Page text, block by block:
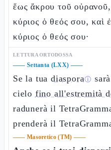
ἕως ἄκρου τοῦ οὐρανοῦ,
κύριος ὁ θεός σου, καὶ
κύριος ὁ θεός σου·
LETTURA ORTODOSSA
—— Settanta (LXX) ——
Se la tua diasporaⓘ
cielo fino all'estremità
radunerà il
prenderà il
—— Masoretico (TM) ——